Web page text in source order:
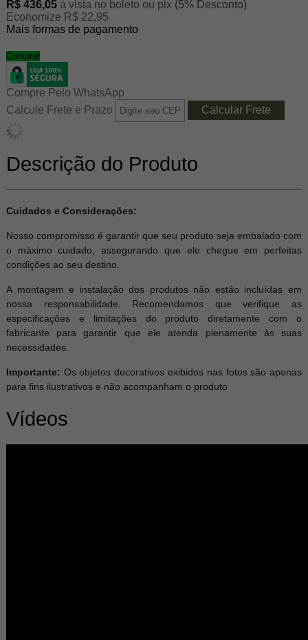
R$ 436,05 à vista no boleto ou pix (5% Desconto)
Economize R$ 22,95
Mais formas de pagamento
Comprar
Compre Pelo WhatsApp
Calcule Frete e Prazo
Descrição do Produto
Cuidados e Considerações:
Nosso compromisso é garantir que seu produto seja embalado com
o máximo cuidado, assegurando que ele chegue em perfeitas
condições ao seu destino.
A montagem e instalação dos produtos não estão incluídas em
nossa responsabilidade. Recomendamos que verifique as
especificações e limitações do produto diretamente com o
fabricante para garantir que ele atenda plenamente às suas
necessidades.
Importante: Os objetos decorativos exibidos nas fotos são apenas
para fins ilustrativos e não acompanham o produto
Vídeos